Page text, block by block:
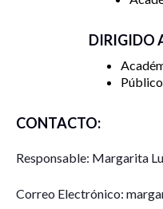
DIRIGIDO
CONTACTO:
Responsable: Margarita
Correo Electrónico: